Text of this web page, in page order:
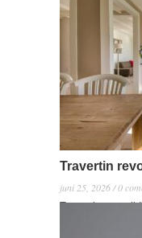
schuttingen kan
toevoegingen
privacy, zonder
Belangrijkste
privacy toe
Duurzame
Read more →
Travertin
juni 25, 2026 / 0
Travertin, een